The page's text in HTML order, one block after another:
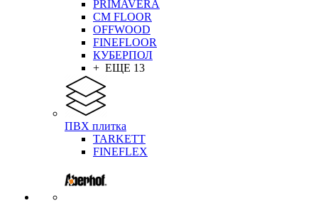
PRIMAVERA
CM FLOOR
OFFWOOD
FINEFLOOR
КУБЕРПОЛ
+ ЕЩЕ 13
ПВХ плитка
TARKETT
FINEFLEX